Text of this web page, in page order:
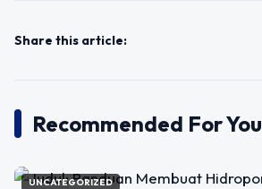
Share this article:
Recommended For You
UNCATEGORIZED